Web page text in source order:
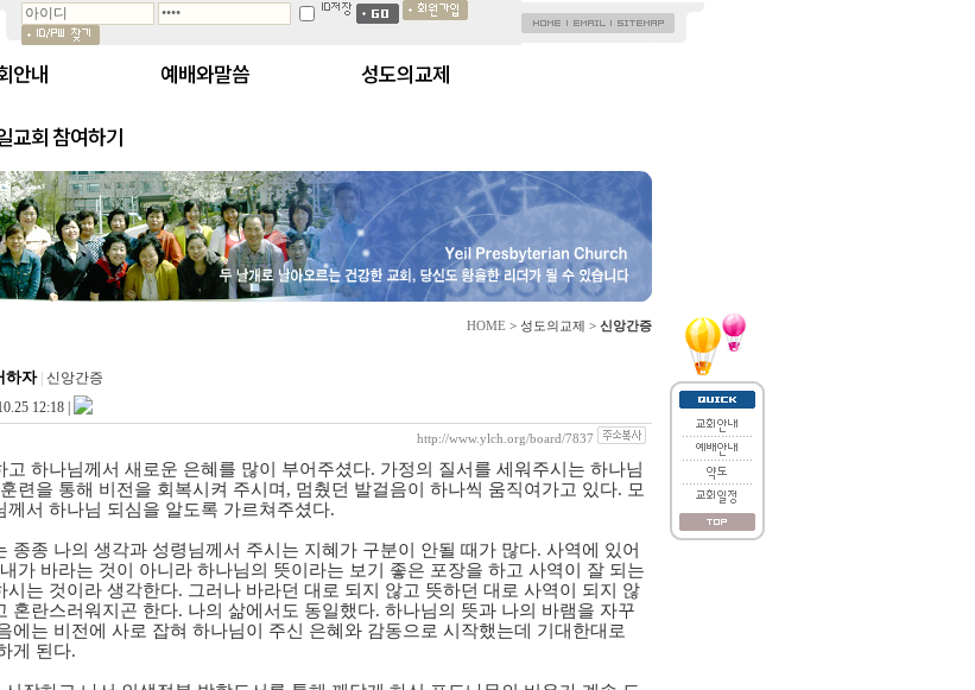
안내 예배와말씀 성도의교제
교회 참여하기
HOME > 성도의교제 > 신앙간증
하자 신앙간증
12:18 |
http://www.ylch.org/board/7837
고 하나님께서 새로운 은혜를 많이 부어주셨다. 가정의 질서를 세워주시는 하나님
훈련을 통해 비전을 회복시켜 주시며 , 멈췄던 발걸음이 하나씩 움직여가고 있다. 모
께서 하나님 되심을 알도록 가르쳐주셨다.
종종 나의 생각과 성령님께서 주시는 지혜가 구분이 안될 때가 많다. 사역에 있어
내가 바라는 것이 아니라 하나님의 뜻이라는 보기 좋은 포장을 하고 사역이 잘 되는
시는 것이라 생각한다. 그러나 바라던 대로 되지 않고 뜻하던 대로 사역이 되지 않
혼란스러워지곤 한다. 나의 삶에서도 동일했다. 하나님의 뜻과 나의 바램을 자꾸
에는 비전에 사로 잡혀 하나님이 주신 은혜와 감동으로 시작했는데 기대한대로
게 된다.